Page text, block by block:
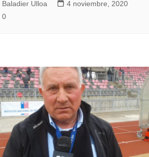
Baladier Ulloa
4 noviembre, 2020
0